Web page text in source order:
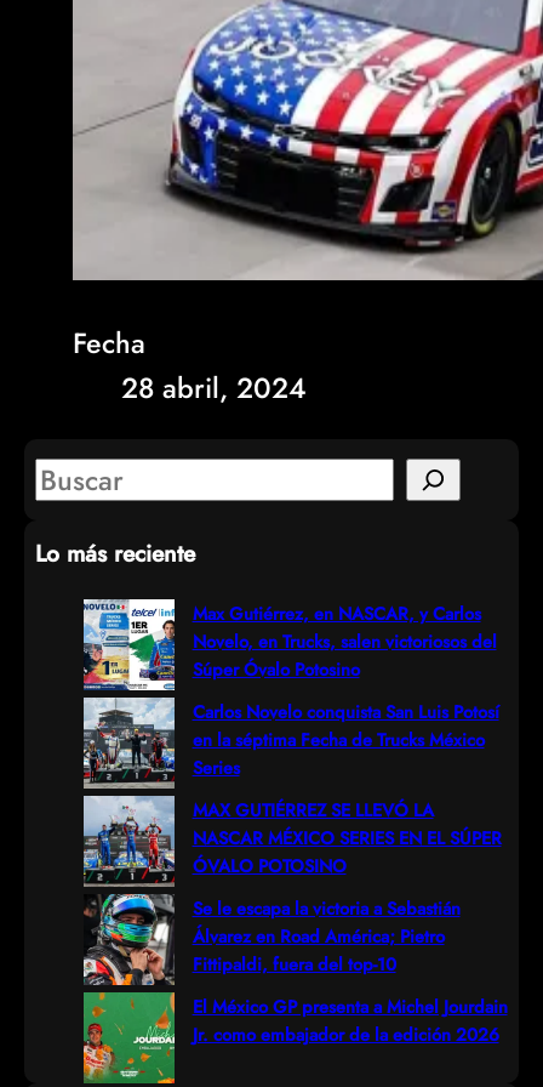
Fecha
28 abril, 2024
S
a
Lo más reciente
Max Gutiérrez, en NASCAR, y Carlos
Novelo, en Trucks, salen victoriosos del
Súper Óvalo Potosino
Carlos Novelo conquista San Luis Potosí
en la séptima Fecha de Trucks México
Series
MAX GUTIÉRREZ SE LLEVÓ LA
NASCAR MÉXICO SERIES EN EL SÚPER
ÓVALO POTOSINO
Se le escapa la victoria a Sebastián
Álvarez en Road América; Pietro
Fittipaldi, fuera del top-10
El México GP presenta a Michel Jourdain
Jr. como embajador de la edición 2026